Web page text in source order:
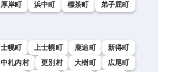
厚岸町 浜中町 標茶町
弟子屈町
士幌町 上士幌町 鹿追町
新得町
中札内村 更別村 大樹町
広尾町